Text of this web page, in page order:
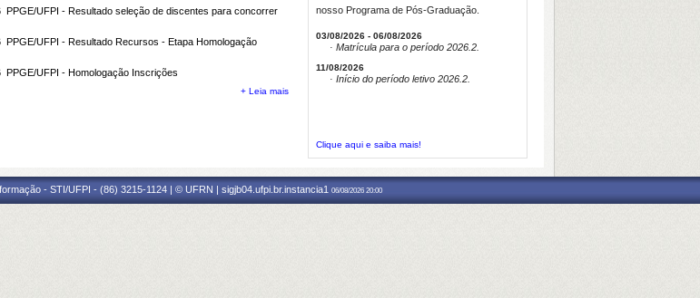
 PPGE/UFPI - Resultado seleção de discentes para concorrer
 PPGE/UFPI - Resultado Recursos - Etapa Homologação
 PPGE/UFPI - Homologação Inscrições
+ Leia mais
nosso Programa de Pós-Graduação.
03/08/2026 - 06/08/2026
· Matrícula para o período 2026.2.
11/08/2026
· Início do período letivo 2026.2.
Clique aqui e saiba mais!
- STI/UFPI - (86) 3215-1124 | © UFRN | sigjb04.ufpi.br.instancia1 06/08/2026 20:00